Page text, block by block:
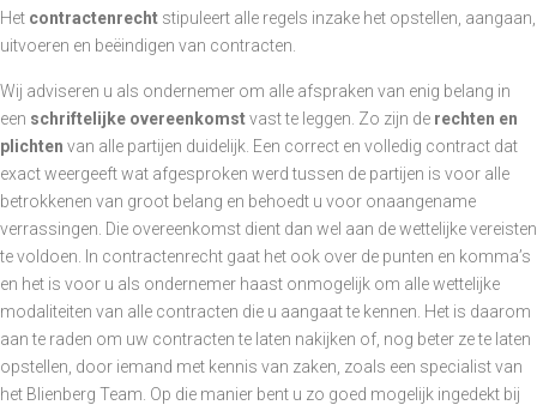
Het contractenrecht stipuleert alle regels inzake het opstellen, aangaan,
uitvoeren en beëindigen van contracten.
Wij adviseren u als ondernemer om alle afspraken van enig belang in
een schriftelijke overeenkomstvast te leggen. Zo zijn de rechten en
plichten van alle partijen duidelijk. Een correct en volledig contract dat
exact weergeeft wat afgesproken werd tussen de partijen is voor alle
betrokkenen van groot belang en behoedt u voor onaangename
verrassingen. Die overeenkomst dient dan wel aan de wettelijke vereisten
te voldoen. In contractenrecht gaat het ook over de punten en komma’s
en het is voor u als ondernemer haast onmogelijk om alle wettelijke
modaliteiten van alle contracten die u aangaat te kennen. Het is daarom
aan te raden om uw contracten te laten nakijken of, nog beter ze te laten
opstellen, door iemand met kennis van zaken, zoals een specialist van
het Blienberg Team. Op die manier bent u zo goed mogelijk ingedekt bij